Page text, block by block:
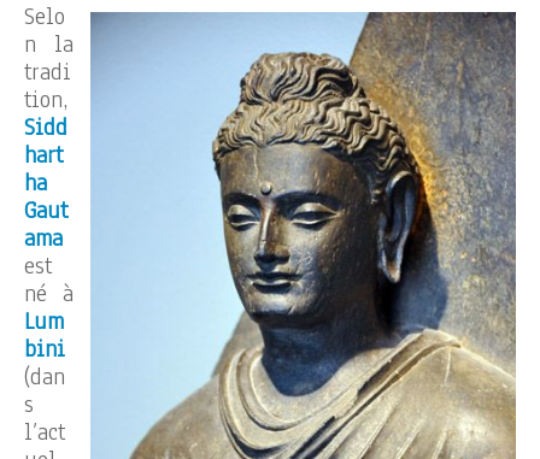
Selo
n la
tradi
tion,
Sidd
hart
ha
Gaut
ama
est
né à
Lum
bini
(dan
s
l’act